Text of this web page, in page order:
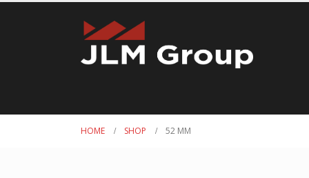
HOME SHOP 52 MM